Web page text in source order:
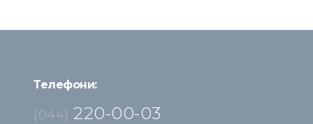
Телефони:
(044) 220-00-03